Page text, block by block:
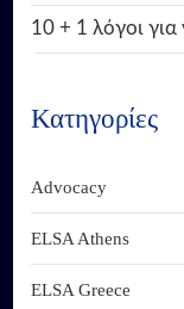
10 + 1 λόγοι
Κατηγορίες
Advocacy
ELSA Athens
ELSA Greece